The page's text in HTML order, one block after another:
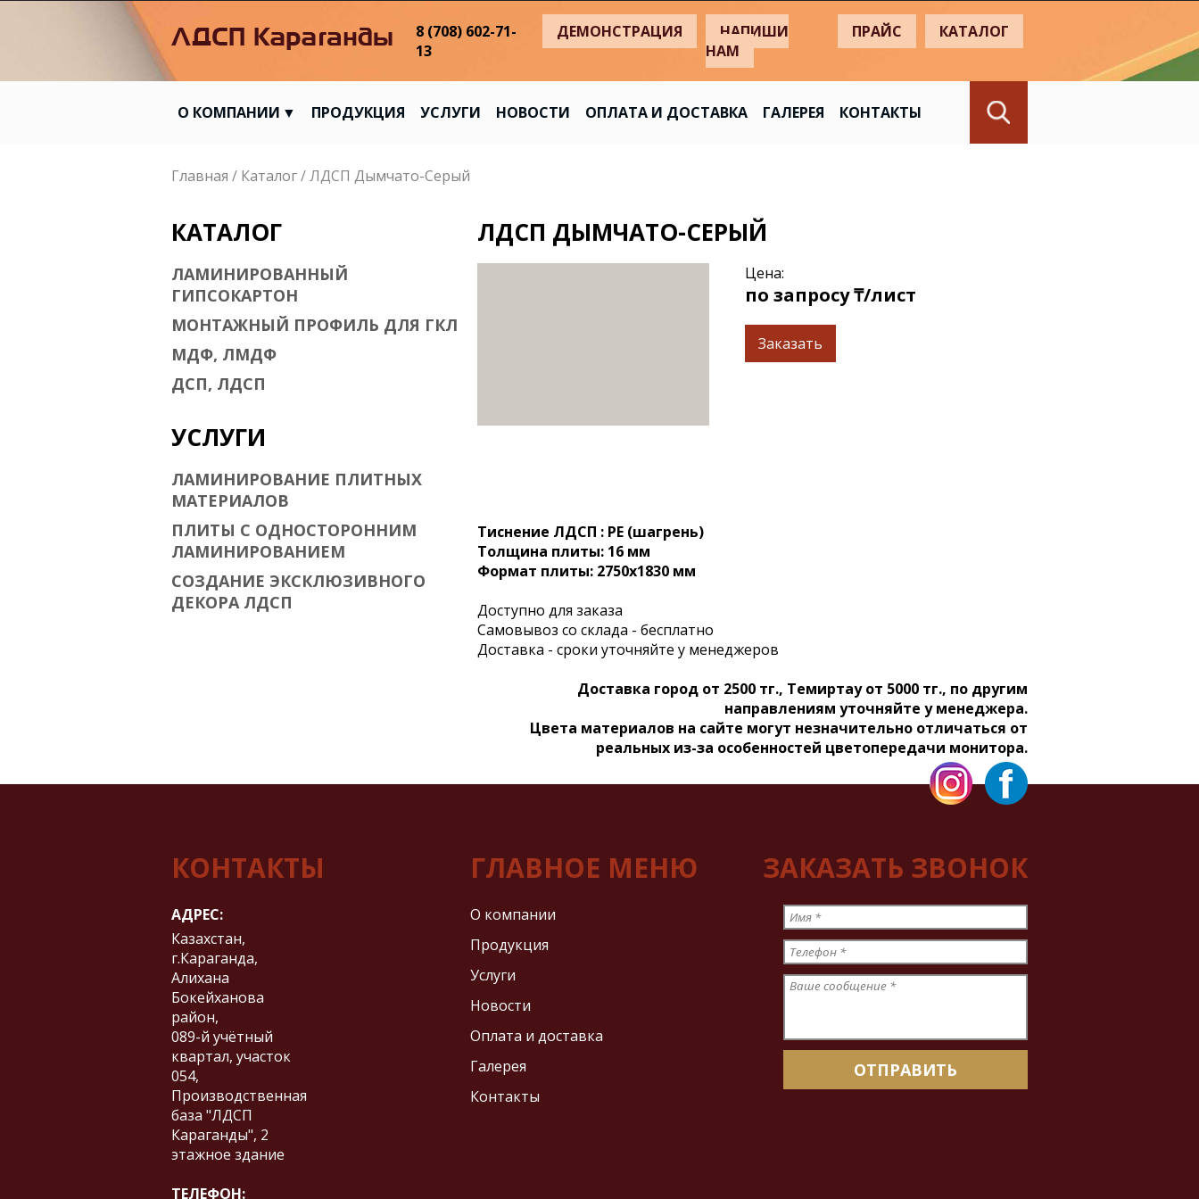
+
8 (708) 602-71-
13
ДЕМОНСТРАЦИЯ
НАПИШИ
НАМ
ПРАЙС КАТАЛОГ
О КОМПАНИИ ПРОДУКЦИЯ УСЛУГИ НОВОСТИ ОПЛАТА И ДОСТАВКА ГАЛЕРЕЯ КОНТАКТЫ
Вы здесь
Главная / Каталог/ЛДСП Дымчато-Серый
КАТАЛОГ
ЛАМИНИРОВАННЫЙ
ГИПСОКАРТОН
МОНТАЖНЫЙ ПРОФИЛЬ ДЛЯ ГКЛ
МДФ, ЛМДФ
ДСП, ЛДСП
УСЛУГИ
ЛАМИНИРОВАНИЕ ПЛИТНЫХ
МАТЕРИАЛОВ
ПЛИТЫ С ОДНОСТОРОННИМ
ЛАМИНИРОВАНИЕМ
СОЗДАНИЕ ЭКСКЛЮЗИВНОГО
ДЕКОРА ЛДСП
ЛДСП ДЫМЧАТО-СЕРЫЙ
Цена:
по запросу ₸/лист
Заказать
Тиснение ЛДСП : PE (шагрень)
Толщина плиты: 16 мм
Формат плиты: 2750x1830 мм
Доступно для заказа
Самовывоз со склада - бесплатно
Доставка - сроки уточняйте у менеджеров
Доставка город от 2500 тг., Темиртау от 5000 тг., по другим
направлениям уточняйте у менеджера.
Цвета материалов на сайте могут незначительно отличаться от
реальных из-за особенностей цветопередачи монитора.
КОНТАКТЫ
АДРЕС:
Казахстан,
г.Караганда,
Алихана
Бокейханова
район,
​089-й учётный
квартал, участок
054,
Производственная
база "ЛДСП
Караганды", 2
этажное здание
ТЕЛЕФОН:
ГЛАВНОЕ МЕНЮ
О компании
Продукция
Услуги
Новости
Оплата и доставка
Галерея
Контакты
ЗАКАЗАТЬ ЗВОНОК
Имя*
Телефон
Ваше сообщение